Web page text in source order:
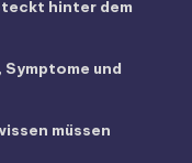
hinter dem
und
müssen